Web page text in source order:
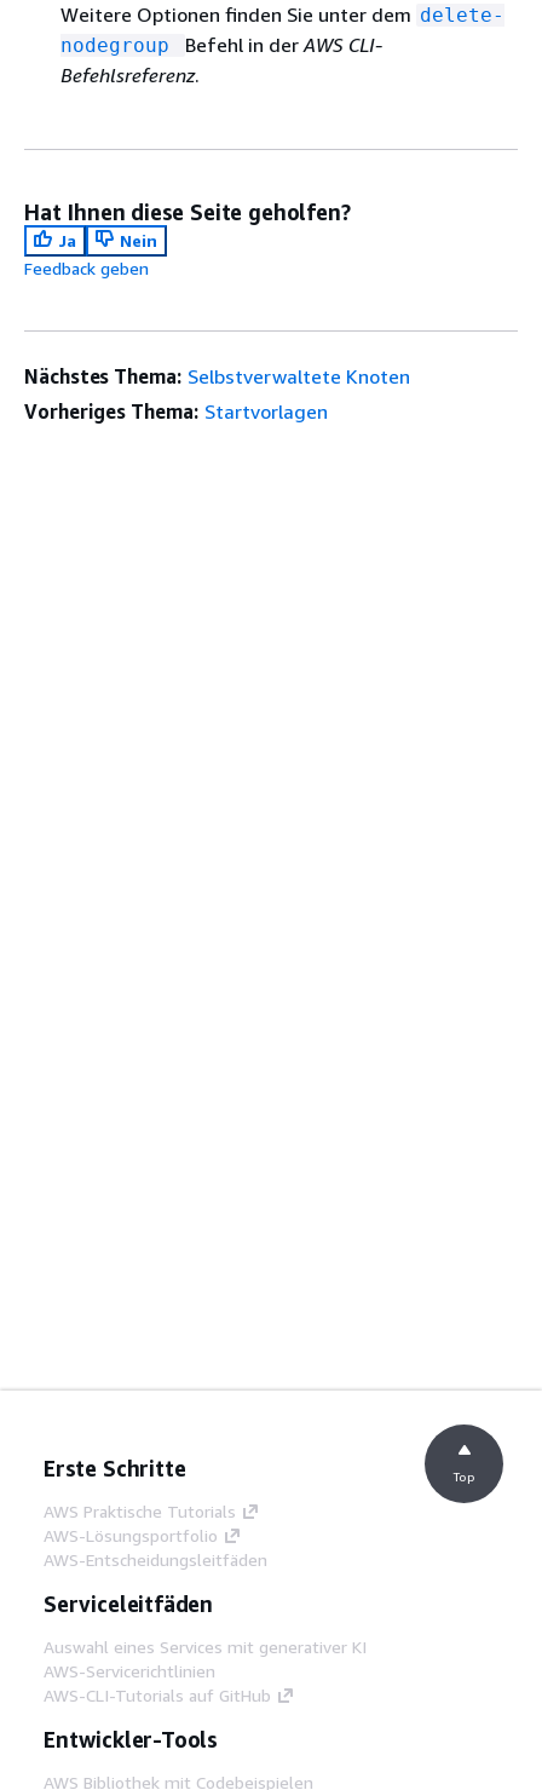
Weitere Optionen finden Sie unter dem delete-
nodegroup
Befehl in der AWS CLI-
Befehlsreferenz.
Hat Ihnen diese Seite geholfen?
Ja
Nein
Feedback geben
Nächstes Thema: Selbstverwaltete Knoten
Vorheriges Thema: Startvorlagen
Erste Schritte
AWS Praktische Tutorials
AWS-Lösungsportfolio
AWS-Entscheidungsleitfäden
Serviceleitfäden
Auswahl eines Services mit generativer KI
AWS-Servicerichtlinien
AWS-CLI-Tutorials auf GitHub
Entwickler-Tools
AWS Bibliothek mit Codebeispielen
Top